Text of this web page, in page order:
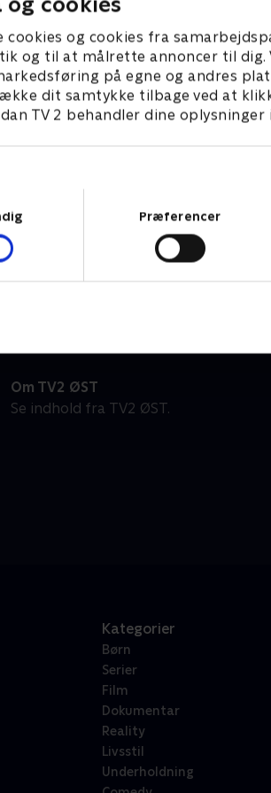
cookies og cookies fra
og til at målrette annoncer til
på egne og andres
dit samtykke tilbage ved at
TV 2 behandler dine oplysninger i
Præferencer
7 News
Om TV2 ØST
Se indhold fra TV2 ØST.
Kategorier
Børn
Serier
Film
Dokumentar
Reality
Livsstil
Underholdning